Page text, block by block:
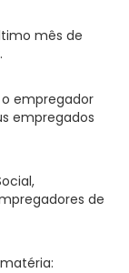
mês de
empregador
empregados
de